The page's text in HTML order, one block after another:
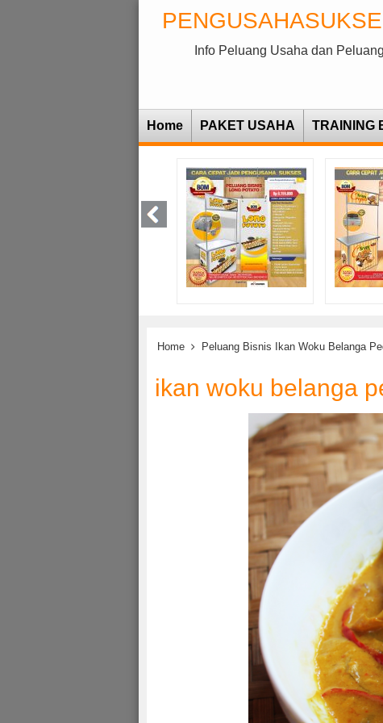
Info Peluang Usaha dan
Home PAKET USAHA TRAINING
Home Peluang Bisnis Ikan Woku Belanga
ikan woku belanga